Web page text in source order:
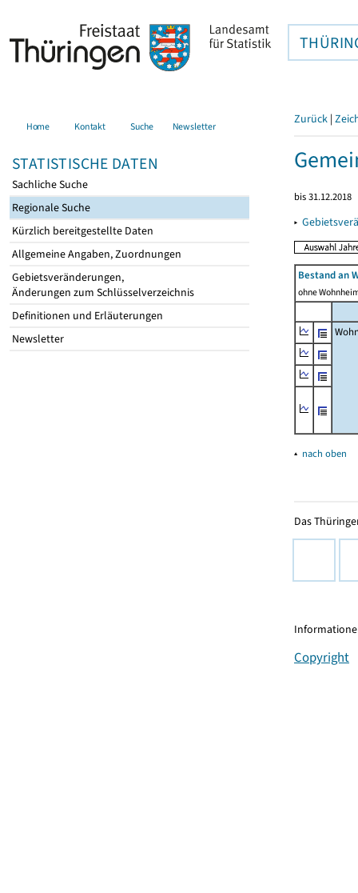
Home Kontakt Suche Newsletter
STATISTISCHE DATEN
Sachliche Suche
Regionale Suche
Kürzlich bereitgestellte Daten
Allgemeine Angaben, Zuordnungen
Gebietsveränderungen,
Änderungen zum Schlüsselverzeichnis
Definitionen und Erläuterungen
Newsletter
Zurück |
bis 31.12.2018
▸
Bestand an
ohne
▴ nach oben
Das
Copyright